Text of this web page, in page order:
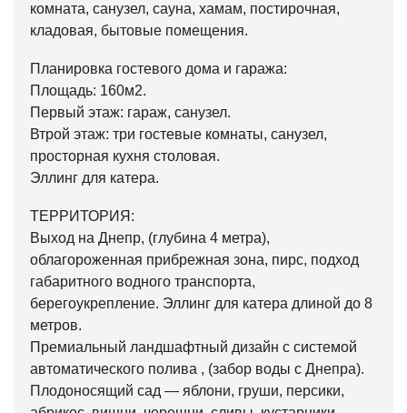
комната, санузел, сауна, хамам, постирочная,
кладовая, бытовые помещения.
Планировка гостевого дома и гаража:
Площадь: 160м2.
Первый этаж: гараж, санузел.
Втрой этаж: три гостевые комнаты, санузел,
просторная кухня столовая.
Эллинг для катера.
ТЕРРИТОРИЯ:
Выход на Днепр, (глубина 4 метра),
облагороженная прибрежная зона, пирс, подход
габаритного водного транспорта,
берегоукрепление. Эллинг для катера длиной до 8
метров.
Премиальный ландшафтный дизайн с системой
автоматического полива , (забор воды с Днепра).
Плодоносящий сад — яблони, груши, персики,